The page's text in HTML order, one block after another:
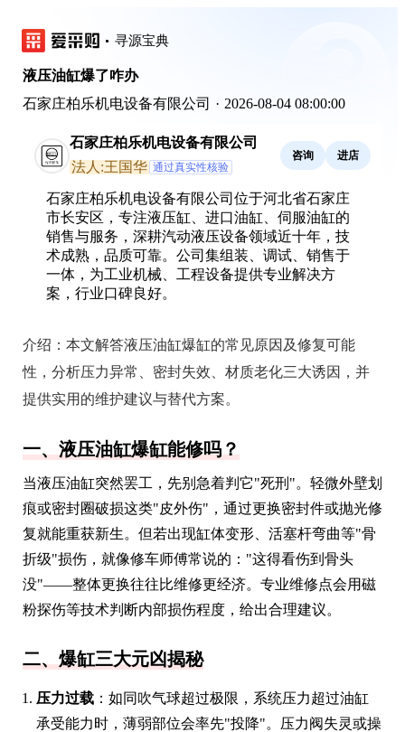
寻源宝典
液压油缸爆了咋办
石家庄柏乐机电设备有限公司 · 2026-08-04 08:00:00
石家庄柏乐机电设备有限公司
法人:王国华 通过真实性核验
咨询 进店
石家庄柏乐机电设备有限公司位于河北省石家庄
市长安区，专注液压缸、进口油缸、伺服油缸的
销售与服务，深耕汽动液压设备领域近十年，技
术成熟，品质可靠。公司集组装、调试、销售于
一体，为工业机械、工程设备提供专业解决方
案，行业口碑良好。
介绍： 本文解答液压油缸爆缸的常见原因及修复可能
性，分析压力异常、密封失效、材质老化三大诱因，并
提供实用的维护建议与替代方案。
一、液压油缸爆缸能修吗？
当液压油缸突然罢工，先别急着判它"死刑"。轻微外壁划
痕或密封圈破损这类"皮外伤"，通过更换密封件或抛光修
复就能重获新生。但若出现缸体变形、活塞杆弯曲等"骨
折级"损伤，就像修车师傅常说的："这得看伤到骨头
没"——整体更换往往比维修更经济。专业维修点会用磁
粉探伤等技术判断内部损伤程度，给出合理建议。
二、爆缸三大元凶揭秘
压力过载 ：如同吹气球超过极限，系统压力超过油缸
承受能力时，薄弱部位会率先"投降"。压力阀失灵或操